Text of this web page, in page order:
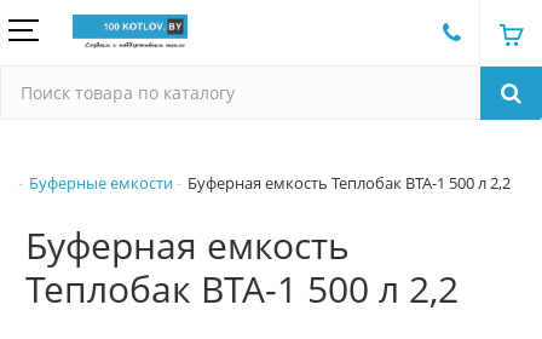
Буферные емкости Буферная емкость Теплобак ВТА-1 500 л 2,2
Буферная емкость
Теплобак ВТА-1 500 л 2,2